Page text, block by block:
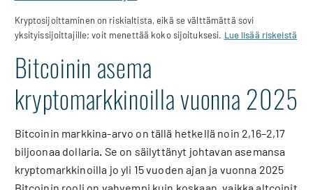
Kryptosijoittaminen on riskialtista, eikä se välttämättä sovi
yksityissijoittajille; voit menettää koko sijoituksesi. Lue lisää riskeistä
Bitcoinin asema
kryptomarkkinoilla vuonna 2025
Bitcoinin markkina-arvo on tällä hetkellä noin 2,16–2,17
biljoonaa dollaria. Se on säilyttänyt johtavan asemansa
kryptomarkkinoilla jo yli 15 vuoden ajan ja vuonna 2025